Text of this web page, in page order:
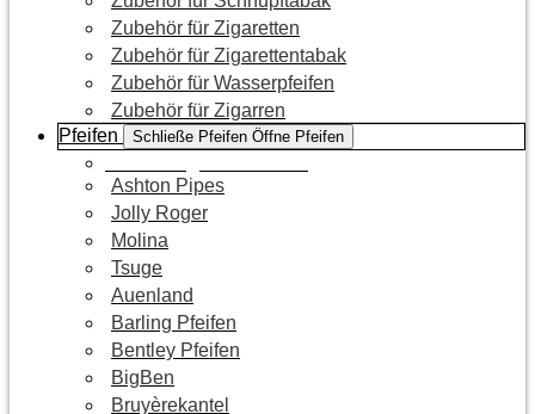
Zubehör für Zigaretten
Zubehör für Zigarettentabak
Zubehör für Wasserpfeifen
Zubehör für Zigarren
Pfeifen
Schließe Pfeifen Öffne Pfeifen
Ashton Pipes
Jolly Roger
Molina
Tsuge
Auenland
Barling Pfeifen
Bentley Pfeifen
BigBen
Bruyèrekantel